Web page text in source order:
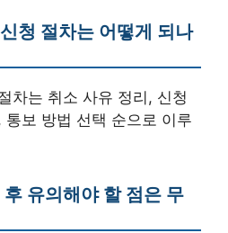
청 절차는 어떻게 되나
차는 취소 사유 정리, 신청
보 방법 선택 순으로 이루
유의해야 할 점은 무